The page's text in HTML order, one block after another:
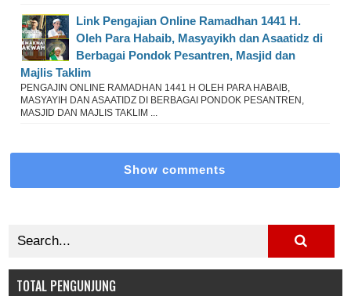
Link Pengajian Online Ramadhan 1441 H.
Oleh Para Habaib, Masyayikh dan Asaatidz di
Berbagai Pondok Pesantren, Masjid dan
Majlis Taklim
PENGAJIN ONLINE RAMADHAN 1441 H OLEH PARA HABAIB,
MASYAYIH DAN ASAATIDZ DI BERBAGAI PONDOK PESANTREN,
MASJID DAN MAJLIS TAKLIM ...
Show comments
TOTAL PENGUNJUNG